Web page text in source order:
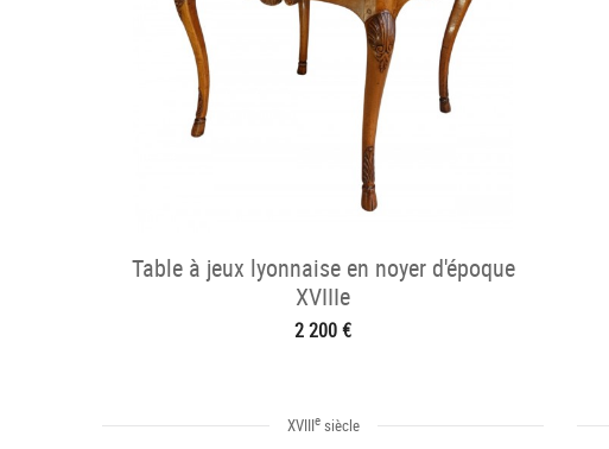
Table à jeux lyonnaise en noyer d'époque
XVIIIe
2 200 €
XVIIIesiècle